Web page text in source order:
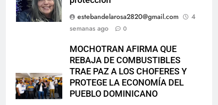
estebandelarosa2820@gmail.com
4
semanas ago
0
MOCHOTRAN AFIRMA QUE
REBAJA DE COMBUSTIBLES
TRAE PAZ A LOS CHOFERES Y
PROTEGE LA ECONOMÍA DEL
PUEBLO DOMINICANO